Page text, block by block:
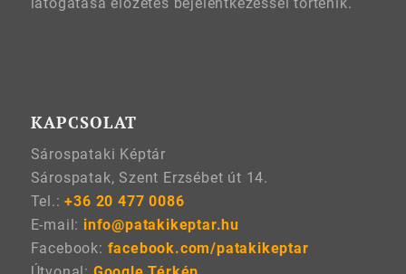
KAPCSOLAT
Sárospataki Képtár
Sárospatak, Szent Erzsébet út 14.
Tel.:+36 20 477 0086
E-mail: info@patakikeptar.hu
Facebook: facebook.com/patakikeptar